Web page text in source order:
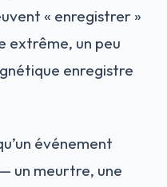
« enregistrer »
extrême, un peu
enregistre
événement
un meurtre, une